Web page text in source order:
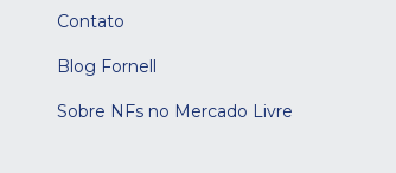
Contato
Blog Fornell
Sobre NFs no Mercado Livre